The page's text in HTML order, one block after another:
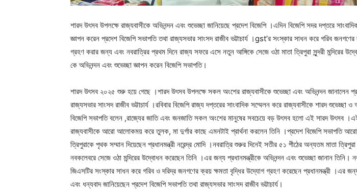
শারদ উৎসব উপলক্ষে রাজ্যবাসীকে অভিনন্দন এবং শুভেচ্ছা জানিয়েছে প্রদেশ বিজেপি ।এদিন বিজেপি সদর দপ্তরে
জ্ঞাপন করেন প্রদেশ বিজেপি সভাপতি তথা রাজ্যসভার সাংসদ রাজীব ভট্টাচার্য ।gst’র সংস্কার সাধন করে গরিব
গ্রহণ করার জন্য এবং নবরাত্রির প্রথম দিনে রাজ্য সফরে এসে নতুন আঙ্গিকে সেজে ওঠা মাতা ত্রিপুরা সুন্দরী মন্দিরের
কে অভিনন্দন এবং শুভেচ্ছা জ্ঞাপন করেন বিজেপি সভাপতি।
শারদ উৎসব ২০২৫ শুরু হয়ে গেছে ।শারদ উৎসব উপলক্ষে সকল অংশের রাজ্যবাসীকে শুভেচ্ছা এবং অভিনন্দন জানালেন
রাজ্যসভার সাংসদ রাজীব ভট্টাচার্য ।রবিবার বিজেপি রাজ্য দপ্তরের সাংবাদিক সম্মেলন করে রাজ্যবাসীকে শারদ শুভেচ্ছা ও
বিজেপি সভাপতি বলেন ,রাজ্যের জাতি এবং জনজাতি সকল অংশের মানুষের সবচেয়ে বড় উৎসব হলো এই সারদ উৎসব
রাজ্যবাসীকে আরো আলোকময় করে তুলক, মা দুর্গার কাছে এমনটাই প্রার্থনা করলেন তিনি ।প্রদেশ বিজেপি সভাপতি
ত্রিপুরাকে পৃথক সম্মান দিয়েছেন প্রধানমন্ত্রী নরেন্দ্র মোদি ।নবরাত্রি শুরুর দিনেই সতীর ৫১ পীঠের অন্যতম মাতা ত্রিপুরা
নবকলেবরে সেজে ওঠা মন্দিরের উদ্বোধন করেছেন তিনি ।এর জন্য প্রধানমন্ত্রীকে অভিনন্দন এবং শুভেচ্ছা জানান তিনি।
জিএসটির সংস্কার সাধন করে গরিব ও দরিদ্র জনগণের ক্রয় ক্ষমতা বৃদ্ধির উদ্যোগ গ্রহণ করেছেন প্রধানমন্ত্রী ।এর জন্য
এবং ধন্যবাদ জানিয়েছেন প্রদেশ বিজেপি সভাপতি তথা রাজ্যসভার সাংসদ রাজীব ভট্টাচার্য।